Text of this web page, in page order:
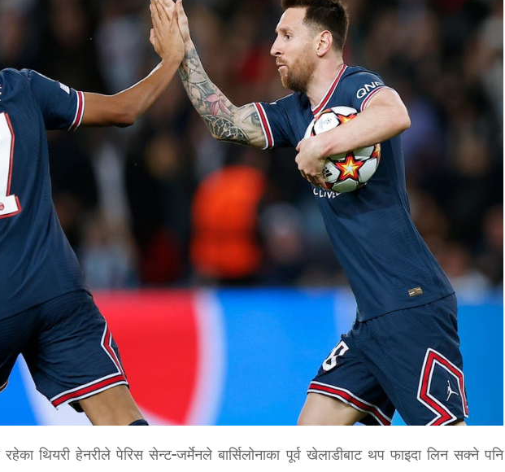
थियरी हेनरीले पेरिस सेन्ट-जर्मेनले बार्सिलोनाका पूर्व खेलाडीबाट थप फाइदा लिन सक्ने पनि